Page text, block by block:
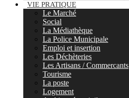
VIE PRATIQUE
Le Marché
Social
La Médiathèque
La Police Municipale
Emploi et insertion
Les Déchèteries
Les Artisans / Commercants
Tourisme
La poste
Logement